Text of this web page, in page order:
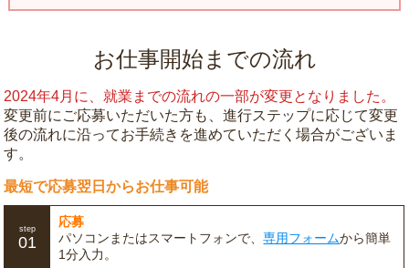
お仕事開始までの流れ
2024年4月に、就業までの流れの一部が変更となりました。
変更前にご応募いただいた方も、進行ステップに応じて変更
後の流れに沿ってお手続きを進めていただく場合がございま
す。
最短で応募翌日からお仕事可能
step
01
応募
パソコンまたはスマートフォンで、専用フォームから簡単
1分入力。